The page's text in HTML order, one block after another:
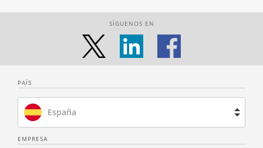
SÍGUENOS EN
PAÍS
España
EMPRESA